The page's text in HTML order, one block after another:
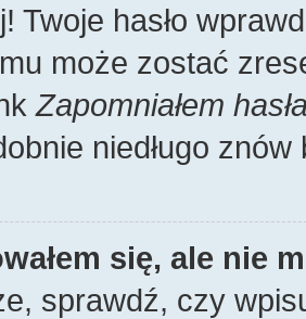
Twoje hasło
może zostać
Zapomniałem
niedługo
się, ale nie
sprawdź, czy